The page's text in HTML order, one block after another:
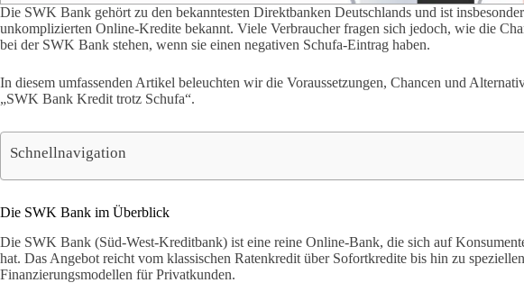
Die SWK Bank gehört zu den bekanntesten Direktbanken Deutschlands und ist
unkomplizierten Online-Kredite bekannt. Viele Verbraucher fragen sich jedoch, wie die
bei der SWK Bank stehen, wenn sie einen negativen Schufa-Eintrag haben.
In diesem umfassenden Artikel beleuchten wir die Voraussetzungen, Chancen und
„SWK Bank Kredit trotz Schufa“.
Schnellnavigation
Die SWK Bank im Überblick
Die SWK Bank (Süd-West-Kreditbank) ist eine reine Online-Bank, die sich auf
hat. Das Angebot reicht vom klassischen Ratenkredit über Sofortkredite bis hin zu speziellen
Finanzierungsmodellen für Privatkunden.